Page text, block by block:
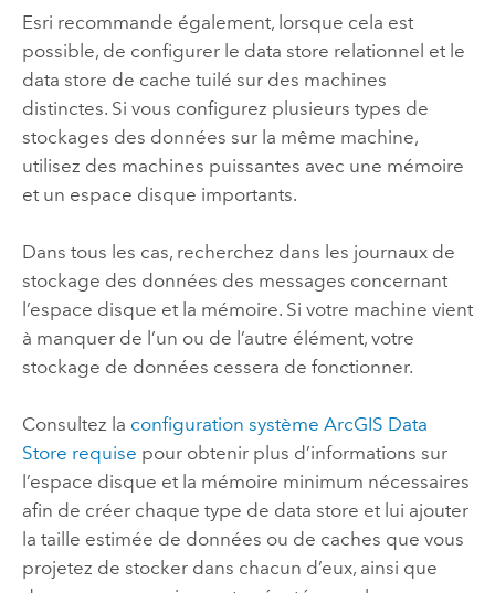
Esri recommande également, lorsque cela est
possible, de configurer le data store relationnel et le
data store de cache tuilé sur des machines
distinctes. Si vous configurez plusieurs types de
stockages des données sur la même machine,
utilisez des machines puissantes avec une mémoire
et un espace disque importants.
Dans tous les cas, recherchez dans les journaux de
stockage des données des messages concernant
l’espace disque et la mémoire. Si votre machine vient
à manquer de l’un ou de l’autre élément, votre
stockage de données cessera de fonctionner.
Consultez la configuration système ArcGIS Data
Store requise pour obtenir plus d’informations sur
l’espace disque et la mémoire minimum nécessaires
afin de créer chaque type de data store et lui ajouter
la taille estimée de données ou de caches que vous
projetez de stocker dans chacun d’eux, ainsi que